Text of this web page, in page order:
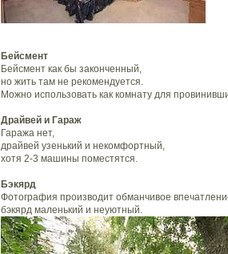
Бейсмент
Бейсмент как бы законченный,
но жить там не рекомендуется.
Можно использовать как комнату для
Драйвей и Гараж
Гаража нет,
драйвей узенький и некомфортный,
хотя 2-3 машины поместятся.
Бэкярд
Фотография производит обманчивое
бэкярд маленький и неуютный.